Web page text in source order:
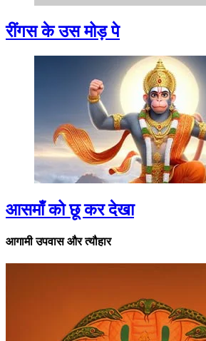
रींगस के उस मोड़ पे
आसमाँ को छू कर देखा
आगामी उपवास और त्यौहार